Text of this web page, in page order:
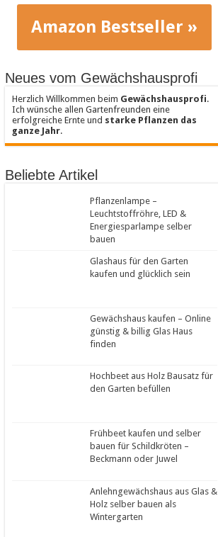
Amazon Bestseller »
Neues vom Gewächshausprofi
Herzlich Willkommen beim Gewächshausprofi.
Ich wünsche allen Gartenfreunden eine
erfolgreiche Ernte und starke Pflanzen das
ganze Jahr.
Beliebte Artikel
Pflanzenlampe –
Leuchtstoffröhre, LED &
Energiesparlampe selber
bauen
Glashaus für den Garten
kaufen und glücklich sein
Gewächshaus kaufen – Online
günstig & billig Glas Haus
finden
Hochbeet aus Holz Bausatz für
den Garten befüllen
Frühbeet kaufen und selber
bauen für Schildkröten –
Beckmann oder Juwel
Anlehngewächshaus aus Glas &
Holz selber bauen als
Wintergarten